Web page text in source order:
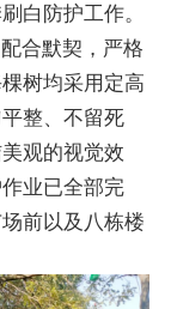
白防护工作。
合默契，严格
树均采用定高
整、不留死
观的视觉效
业已全部完
前以及八栋楼